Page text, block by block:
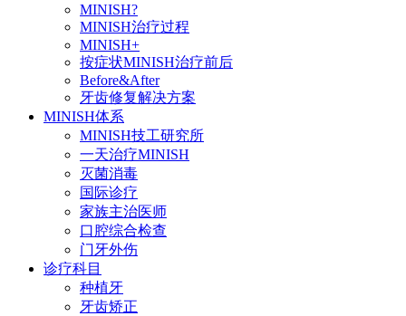
MINISH?
MINISH治疗过程
MINISH+
按症状MINISH治疗前后
Before&After
牙齿修复解决方案
MINISH体系
MINISH技工研究所
一天治疗MINISH
灭菌消毒
国际诊疗
家族主治医师
口腔综合检查
门牙外伤
诊疗科目
种植牙
牙齿矫正